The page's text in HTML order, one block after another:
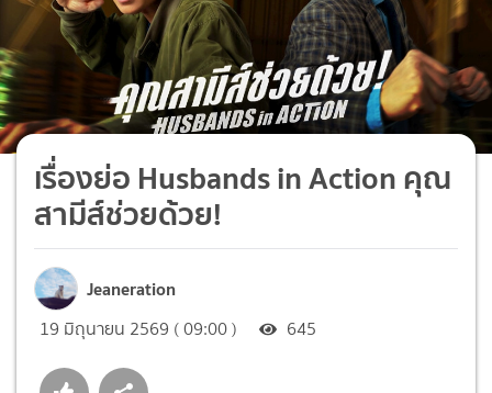
เรื่องย่อ Husbands in Action คุณ
สามีส์ช่วยด้วย!
Jeaneration
19 มิถุนายน 2569 ( 09:00 ) 645